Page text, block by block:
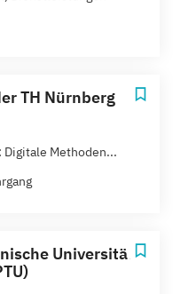
TH Nürnberg
Methoden...
Universität